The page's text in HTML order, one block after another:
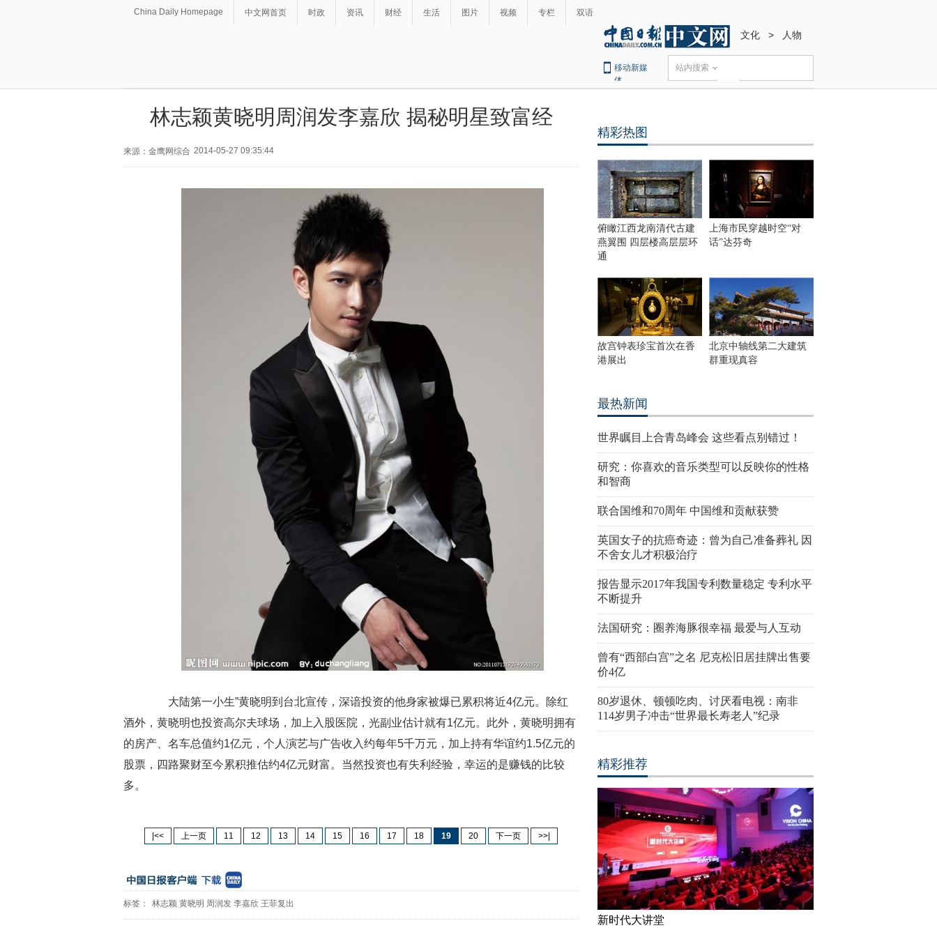
China Daily Homepage 中文网首页 时政 资讯 财经 生活 图片 视频 专栏 双语
文化 > 人物
移动新媒
体
站内搜索
林志颖黄晓明周润发李嘉欣 揭秘明星致富经
来源：金鹰网综合 2014-05-27 09:35:44
大陆第一小生”黄晓明到台北宣传，深谙投资的他身家被爆已累积将近4亿元。除红
酒外，黄晓明也投资高尔夫球场，加上入股医院，光副业估计就有1亿元。此外，黄晓明拥有
的房产、名车总值约1亿元，个人演艺与广告收入约每年5千万元，加上持有华谊约1.5亿元的
股票，四路聚财至今累积推估约4亿元财富。当然投资也有失利经验，幸运的是赚钱的比较
多。
|<< 上一页 11 12 13 14 15 16 17 18 19 20 下一页 >>|
标签： 林志颖 黄晓明 周润发 李嘉欣 王菲复出
精彩热图
俯瞰江西龙南清代古建
燕翼围 四层楼高层层环
通
上海市民穿越时空“对
话”达芬奇
故宫钟表珍宝首次在香
港展出
北京中轴线第二大建筑
群重现真容
最热新闻
世界瞩目上合青岛峰会 这些看点别错过！
研究：你喜欢的音乐类型可以反映你的性格
和智商
联合国维和70周年 中国维和贡献获赞
英国女子的抗癌奇迹：曾为自己准备葬礼 因
不舍女儿才积极治疗
报告显示2017年我国专利数量稳定 专利水平
不断提升
法国研究：圈养海豚很幸福 最爱与人互动
曾有“西部白宫”之名 尼克松旧居挂牌出售要
价4亿
80岁退休、顿顿吃肉、讨厌看电视：南非
114岁男子冲击“世界最长寿老人”纪录
精彩推荐
新时代大讲堂